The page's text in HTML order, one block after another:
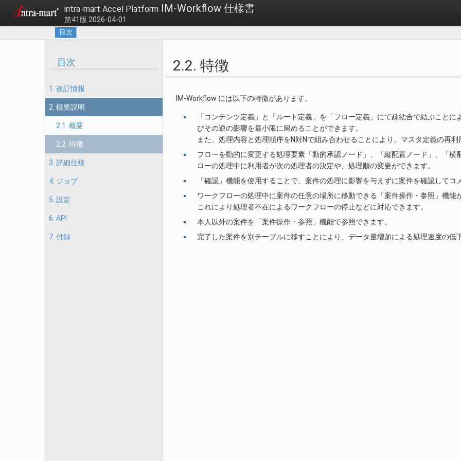
intra-mart Accel Platform IM-Workflow 仕様書
第41版 2026-04-01
目次
目次
1. 改訂情報
2. 概要説明
2.1. 概要
2.2. 特徴
3. 詳細仕様
4. ジョブ
5. 設定
6. API
7. 付録
2.2. 特徴
IM-Workflow には以下の特徴があります。
「コンテンツ定義」と「ルート定義」を「フロー定義」にて疎結合で結ぶこと
びその逆の影響を最小限に留めることができます。
また、処理内容と処理順序をN対Nで組み合わせることにより、マスタ定義の再利
フローを動的に変更する処理要素「動的承認ノード」、「縦配置ノード」、「
ローの処理中に利用者が次の処理者の決定や、処理順の変更ができます。
「確認」機能を使用することで、案件の処理に影響を与えずに案件を確認してコ
ワークフローの処理中に案件の任意の場所に移動できる「案件操作・参照」機能
これにより処理者不在によるワークフローの停止などに対応できます。
本人以外の案件を「案件操作・参照」機能で参照できます。
完了した案件を別テーブルに移すことにより、データ量増加による処理速度の低